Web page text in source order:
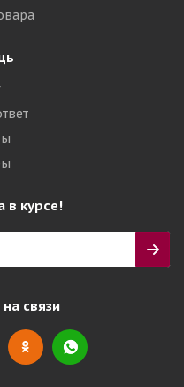
в курсе!
связи